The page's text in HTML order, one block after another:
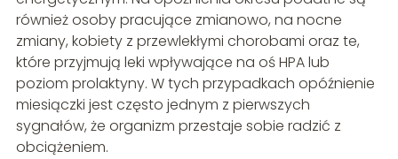
również osoby pracujące zmianowo, na nocne
zmiany, kobiety z przewlekłymi chorobami oraz te,
które przyjmują leki wpływające na oś HPA lub
poziom prolaktyny. W tych przypadkach opóźnienie
miesiączki jest często jednym z pierwszych
sygnałów, że organizm przestaje sobie radzić z
obciążeniem.